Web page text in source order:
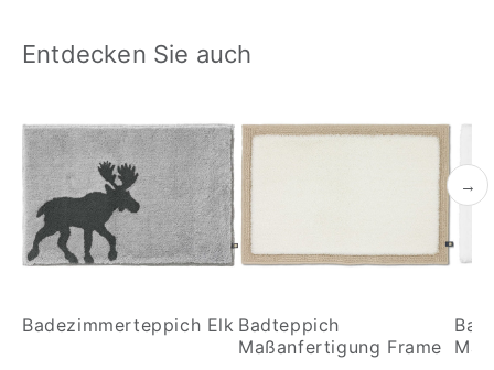
Entdecken Sie auch
Badezimmerteppich Elk Badteppich
Maßanfertigung Frame
→